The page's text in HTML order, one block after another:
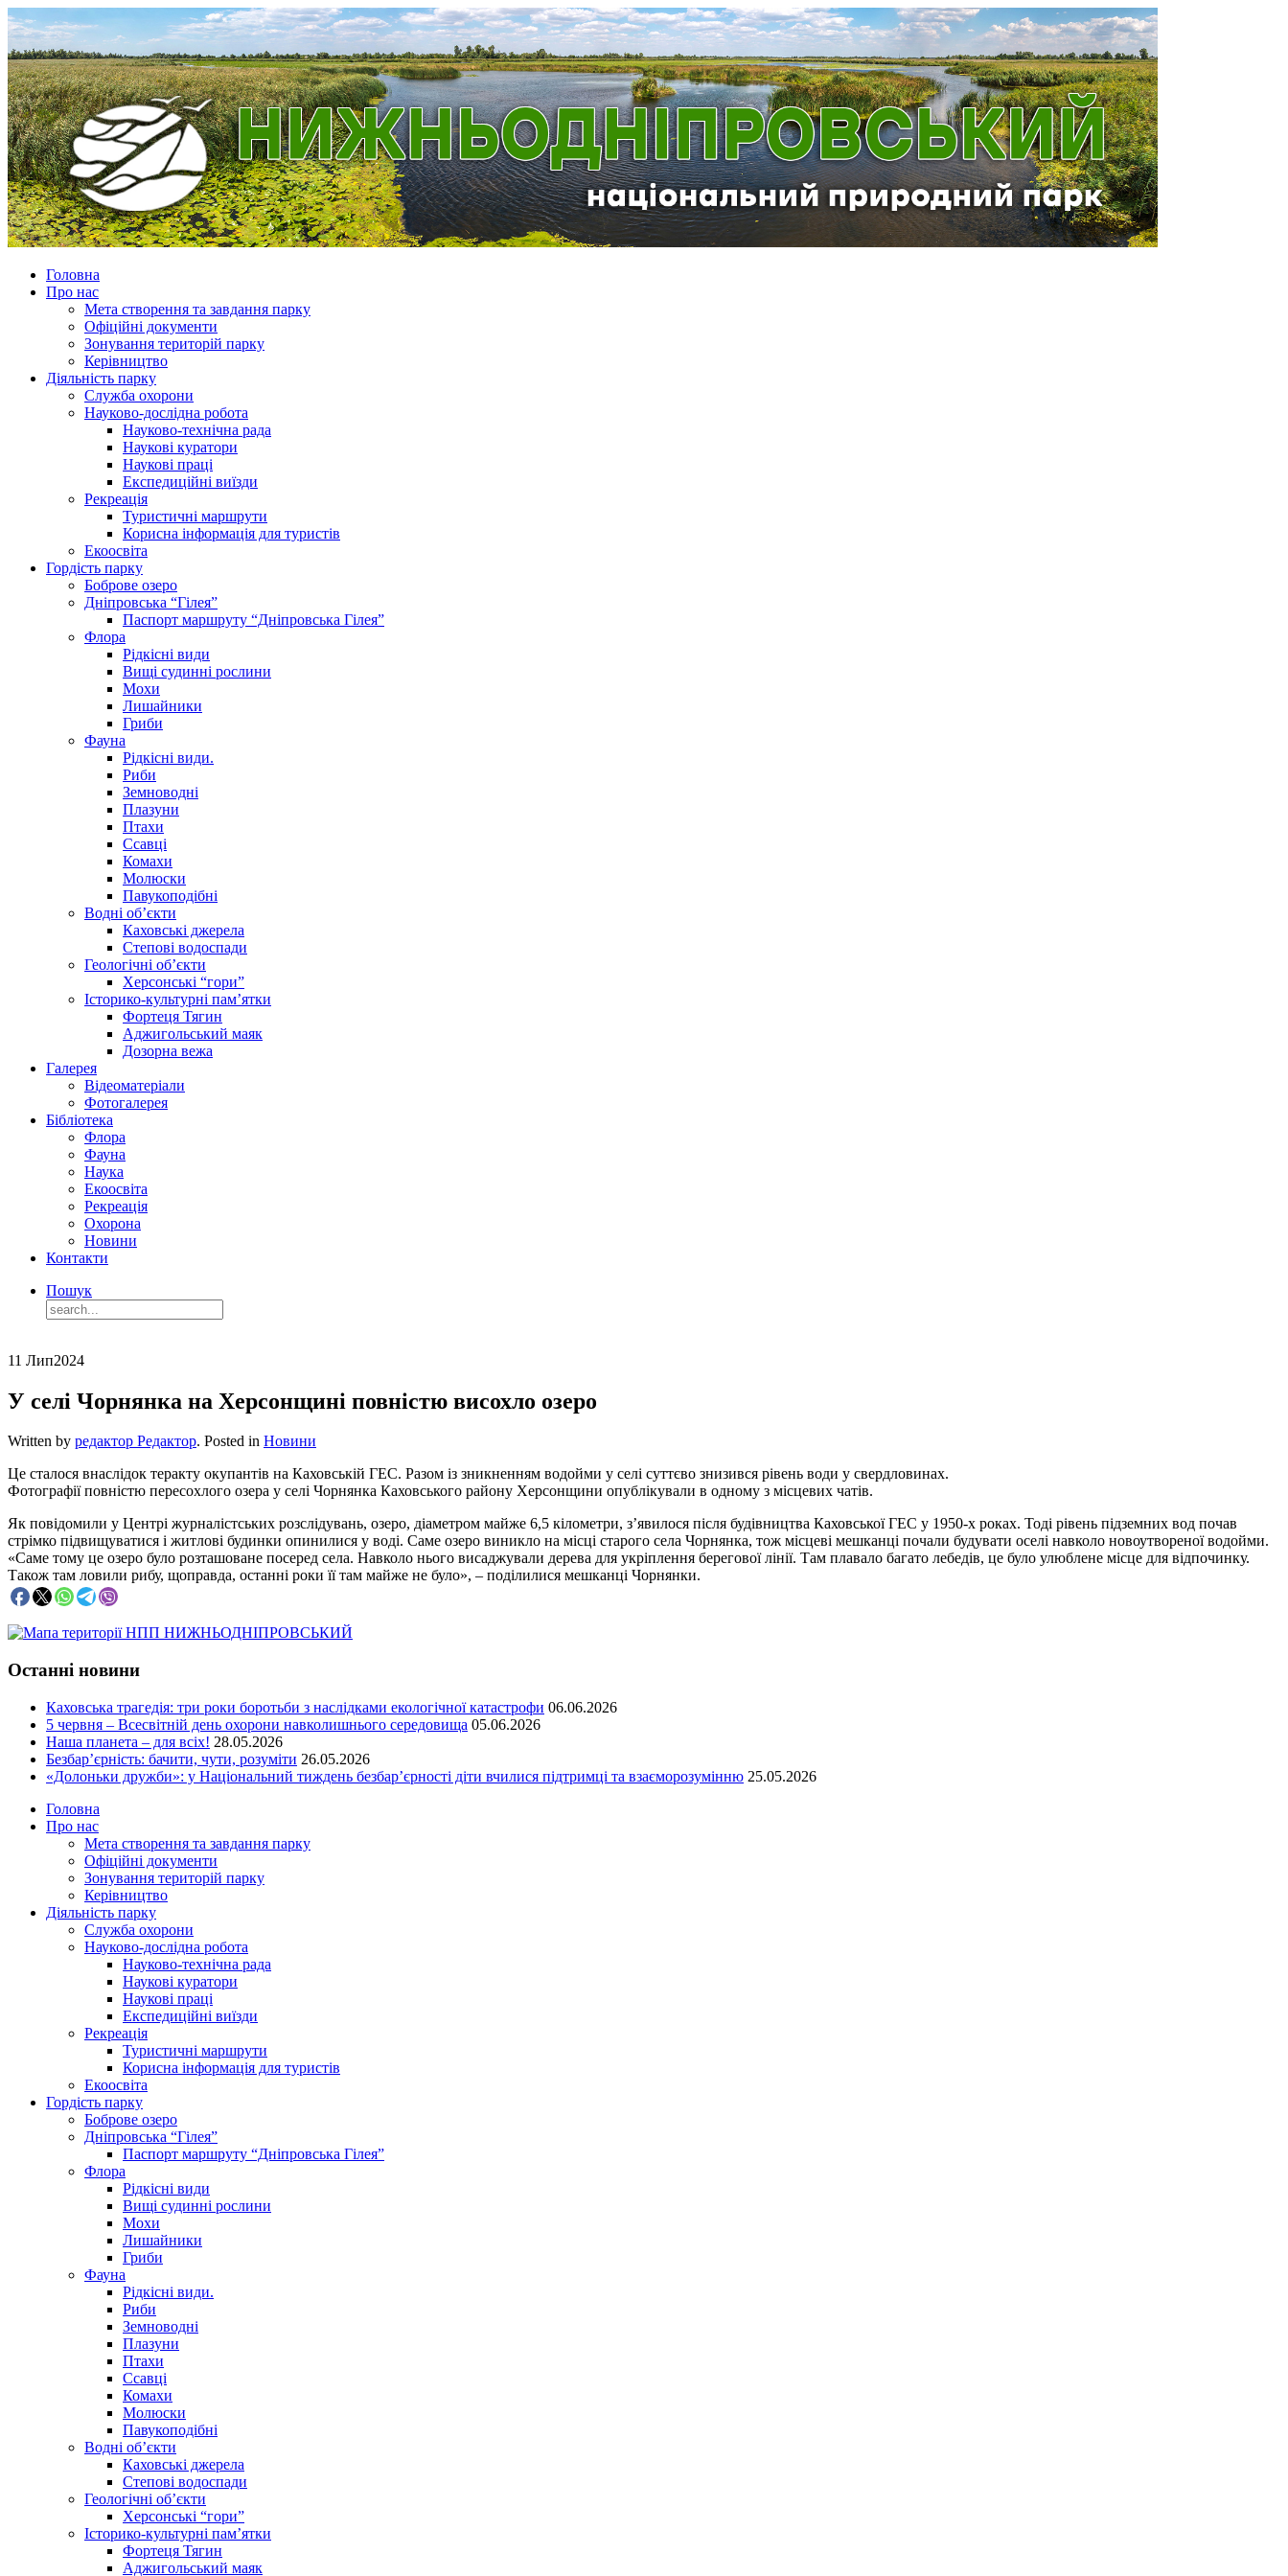
Головна
Про нас
Мета створення та завдання парку
Офіційні документи
Зонування територій парку
Керівництво
Діяльність парку
Служба охорони
Науково-дослідна робота
Науково-технічна рада
Наукові куратори
Наукові праці
Експедиційні виїзди
Рекреація
Туристичні маршрути
Корисна інформація для туристів
Екоосвіта
Гордість парку
Боброве озеро
Дніпровська “Гілея”
Паспорт маршруту “Дніпровська Гілея”
Флора
Рідкісні види
Вищі судинні рослини
Мохи
Лишайники
Гриби
Фауна
Рідкісні види.
Риби
Земноводні
Плазуни
Птахи
Ссавці
Комахи
Молюски
Павукоподібні
Водні об’єкти
Каховські джерела
Степові водоспади
Геологічні об’єкти
Херсонські “гори”
Історико-культурні пам’ятки
Фортеця Тягин
Аджигольський маяк
Дозорна вежа
Галерея
Відеоматеріали
Фотогалерея
Бібліотека
Флора
Фауна
Наука
Екоосвіта
Рекреація
Охорона
Новини
Контакти
Пошук
11 Лип2024
У селі Чорнянка на Херсонщині повністю висохло озеро
Written by редактор Редактор. Posted in Новини
Це сталося внаслідок теракту окупантів на Каховській ГЕС. Разом із зникненням водойми у селі суттєво знизився рівень води у свердловинах.
Фотографії повністю пересохлого озера у селі Чорнянка Каховського району Херсонщини опублікували в одному з місцевих чатів.
Як повідомили у Центрі журналістських розслідувань, озеро, діаметром майже 6,5 кілометри, з’явилося після будівництва Каховської ГЕС у 1950-х роках. Тоді рівень підземних вод почав
стрімко підвищуватися і житлові будинки опинилися у воді. Саме озеро виникло на місці старого села Чорнянка, тож місцеві мешканці почали будувати оселі навколо новоутвореної водойми.
«Саме тому це озеро було розташоване посеред села. Навколо нього висаджували дерева для укріплення берегової лінії. Там плавало багато лебедів, це було улюблене місце для відпочинку.
Також там ловили рибу, щоправда, останні роки її там майже не було», – поділилися мешканці Чорнянки.
Останні новини
Каховська трагедія: три роки боротьби з наслідками екологічної катастрофи 06.06.2026
5 червня – Всесвітній день охорони навколишнього середовища 05.06.2026
Наша планета – для всіх! 28.05.2026
Безбар’єрність: бачити, чути, розуміти 26.05.2026
«Долоньки дружби»: у Національний тиждень безбар’єрності діти вчилися підтримці та взаєморозумінню 25.05.2026
Головна
Про нас
Мета створення та завдання парку
Офіційні документи
Зонування територій парку
Керівництво
Діяльність парку
Служба охорони
Науково-дослідна робота
Науково-технічна рада
Наукові куратори
Наукові праці
Експедиційні виїзди
Рекреація
Туристичні маршрути
Корисна інформація для туристів
Екоосвіта
Гордість парку
Боброве озеро
Дніпровська “Гілея”
Паспорт маршруту “Дніпровська Гілея”
Флора
Рідкісні види
Вищі судинні рослини
Мохи
Лишайники
Гриби
Фауна
Рідкісні види.
Риби
Земноводні
Плазуни
Птахи
Ссавці
Комахи
Молюски
Павукоподібні
Водні об’єкти
Каховські джерела
Степові водоспади
Геологічні об’єкти
Херсонські “гори”
Історико-культурні пам’ятки
Фортеця Тягин
Аджигольський маяк